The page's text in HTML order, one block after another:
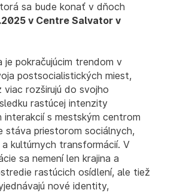
sa bude konať v dňoch
v Centre Salvator v
je pokračujúcim trendom v
postsocialistických miest,
rozširujú do svojho
rastúcej intenzity
interakcií s mestským centrom
stáva priestorom sociálnych,
kultúrnych transformácií. V
sa nemení len krajina a
rastúcich osídlení, ale tiež
nové identity,